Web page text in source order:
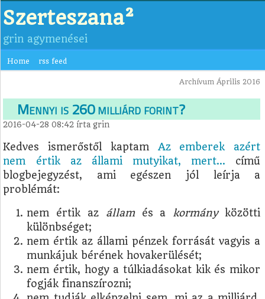
Szerteszana²
grin agymenései
Home rss feed
Archívum Április 2016
Mennyi is 260 milliárd forint?
2016-04-28 08:42 írtagrin
Kedves ismerőstől kaptam Az emberek azért
nem értik az állami mutyikat, mert... című
blogbejegyzést, ami egészen jól leírja a
problémát:
nem értik az államés a kormányközötti
különbséget;
nem értik az állami pénzek forrását vagyis a
munkájuk bérének hovakerülését;
nem értik, hogy a túlkiadásokat kik és mikor
fogják finanszírozni;